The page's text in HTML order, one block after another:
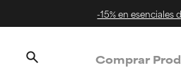
-15% en esenciales
Comprar